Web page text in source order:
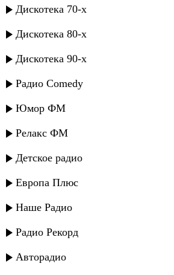
Дискотека 70-х
Дискотека 80-х
Дискотека 90-х
Радио Comedy
Юмор ФМ
Релакс ФМ
Детское радио
Европа Плюс
Наше Радио
Радио Рекорд
Авторадио